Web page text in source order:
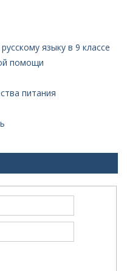
языку в 9 классе
помощи
питания